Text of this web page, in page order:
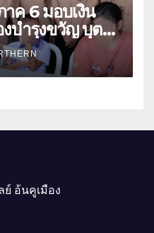
ค 6 มอบเงิน
บำรุงขวัญ บุตร-
อ้นคูเมือง